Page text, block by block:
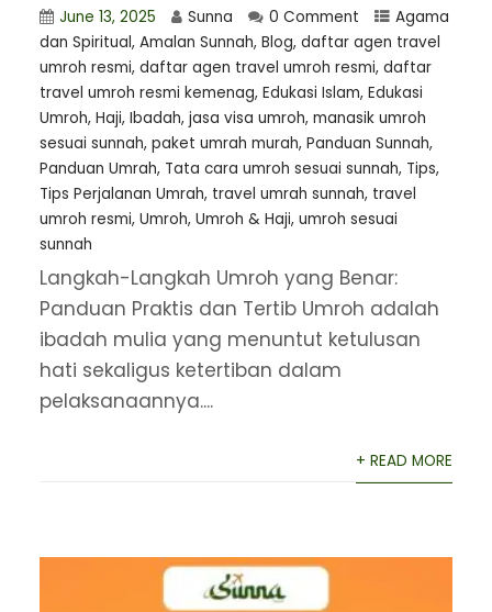
June 13, 2025 Sunna 0 Comment
Agama
dan Spiritual, Amalan Sunnah, Blog, daftar agen travel
umroh resmi, ⁠daftar agen travel umroh resmi, daftar
travel umroh resmi kemenag, Edukasi Islam, Edukasi
Umroh, Haji, Ibadah, jasa visa umroh, manasik umroh
sesuai sunnah, paket umrah murah, Panduan Sunnah,
Panduan Umrah, Tata cara umroh sesuai sunnah, Tips,
Tips Perjalanan Umrah, travel umrah sunnah, travel
umroh resmi, Umroh, Umroh & Haji, umroh sesuai
sunnah
Langkah-Langkah Umroh yang Benar:
Panduan Praktis dan Tertib Umroh adalah
ibadah mulia yang menuntut ketulusan
hati sekaligus ketertiban dalam
pelaksanaannya....
+ READ MORE